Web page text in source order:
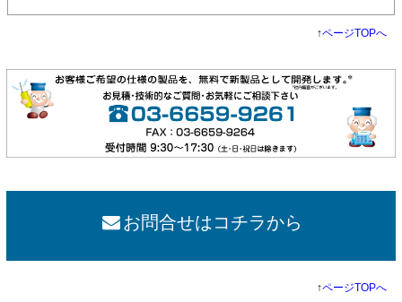
↑ページTOPへ
お問合せはコチラから
↑ページTOPへ